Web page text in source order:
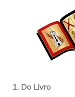
1. Do Livro